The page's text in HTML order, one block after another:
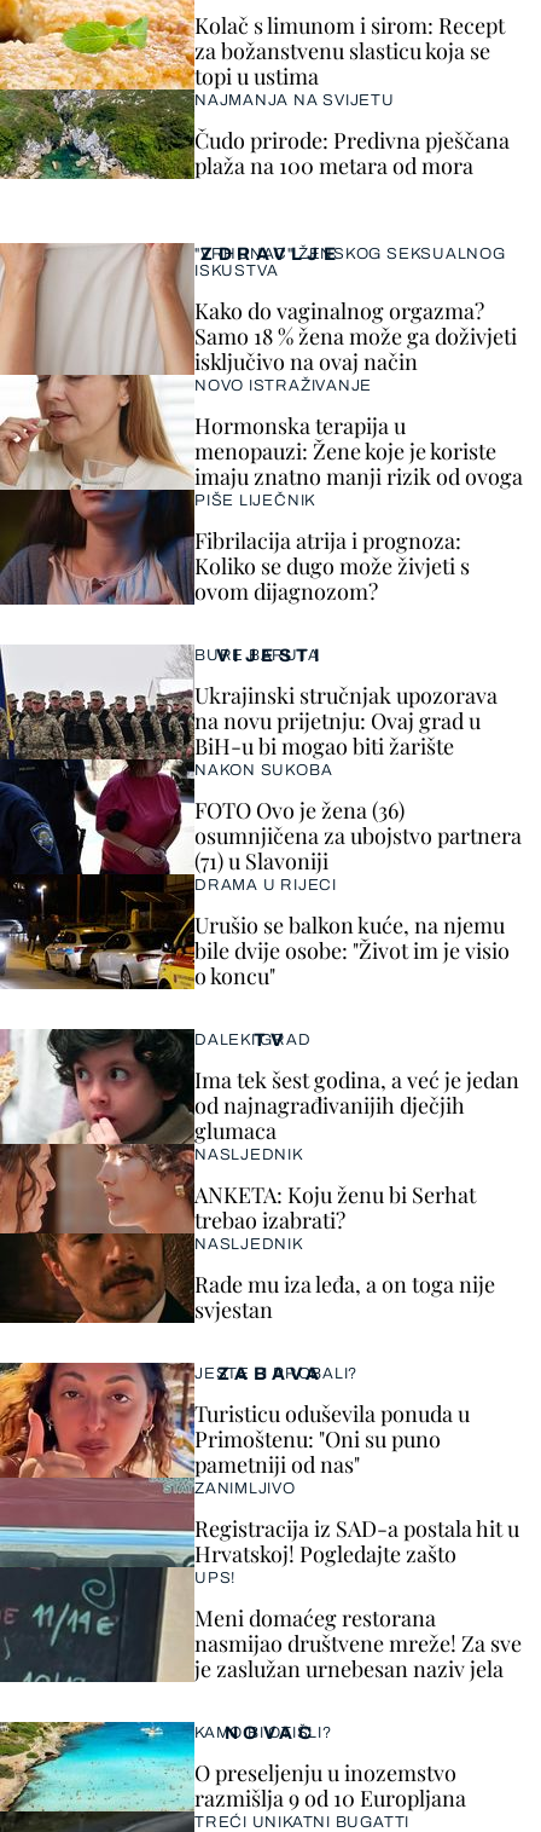
VIJESTI
BURE BARUTA
Ukrajinski stručnjak upozorava
na novu prijetnju: Ovaj grad u
BiH-u bi mogao biti žarište
NAKON SUKOBA
FOTO Ovo je žena (36)
osumnjičena za ubojstvo partnera
(71) u Slavoniji
DRAMA U RIJECI
Urušio se balkon kuće, na njemu
bile dvije osobe: "Život im je visio
o koncu"
ZDRAVLJE
"VRHUNAC" ŽENSKOG SEKSUALNOG
ISKUSTVA
Kako do vaginalnog orgazma?
Samo 18 % žena može ga doživjeti
isključivo na ovaj način
NOVO ISTRAŽIVANJE
Hormonska terapija u
menopauzi: Žene koje je koriste
imaju znatno manji rizik od ovoga
PIŠE LIJEČNIK
Fibrilacija atrija i prognoza:
Koliko se dugo može živjeti s
ovom dijagnozom?
ZABAVA
JESTE LI PROBALI?
Turisticu oduševila ponuda u
Primoštenu: "Oni su puno
pametniji od nas"
ZANIMLJIVO
Registracija iz SAD-a postala hit u
Hrvatskoj! Pogledajte zašto
UPS!
Meni domaćeg restorana
nasmijao društvene mreže! Za sve
je zaslužan urnebesan naziv jela
TV
DALEKI GRAD
Ima tek šest godina, a već je jedan
od najnagrađivanijih dječjih
glumaca
NASLJEDNIK
ANKETA: Koju ženu bi Serhat
trebao izabrati?
NASLJEDNIK
Rade mu iza leđa, a on toga nije
svjestan
Kolač s limunom i sirom: Recept
za božanstvenu slasticu koja se
topi u ustima
NAJMANJA NA SVIJETU
Čudo prirode: Predivna pješčana
plaža na 100 metara od mora
NOVAC
KAMO BI OTIŠLI?
O preseljenju u inozemstvo
razmišlja 9 od 10 Europljana
TREĆI UNIKATNI BUGATTI